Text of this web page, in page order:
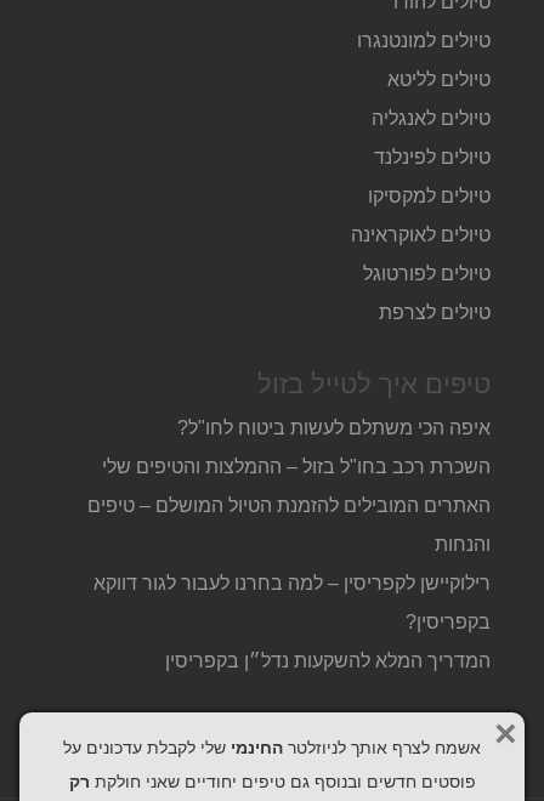
אשמח לצרף אותך לניוזלטר החינמי שלי לקבלת עדכונים על
פוסטים חדשים ובנוסף גם טיפים יחודיים שאני חולקת רק
×
טיולים למונטנגרו
טיולים לליטא
טיולים לאנגליה
טיולים לפינלנד
טיולים למקסיקו
טיולים לאוקראינה
טיולים לפורטוגל
טיולים לצרפת
טיפים איך לטייל בזול
איפה הכי משתלם לעשות ביטוח לחו"ל?
השכרת רכב בחו"ל בזול – ההמלצות והטיפים שלי
האתרים המובילים להזמנת הטיול המושלם – טיפים
והנחות
רילוקיישן לקפריסין – למה בחרנו לעבור לגור דווקא
בקפריסין?
המדריך המלא להשקעות נדל״ן בקפריסין